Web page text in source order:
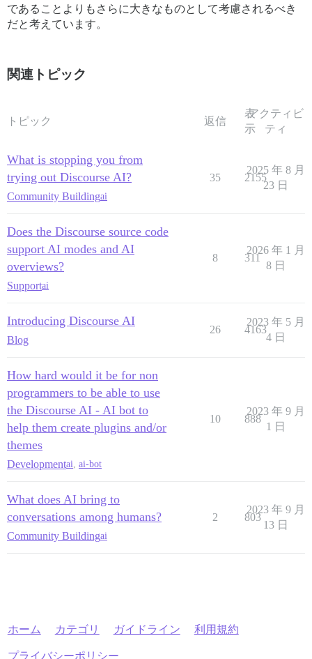
であることよりもさらに大きなものとして考慮されるべき
だと考えています。
関連トピック
トピック 返信
表
示
アクティビ
ティ
What is stopping you from
trying out Discourse AI?
Community Buildingai
35 2155
2025 年 8 月
23 日
Does the Discourse source code
support AI modes and AI
overviews?
Supportai
8 311
2026 年 1 月
8 日
Introducing Discourse AI
Blog
26 4163
2023 年 5 月
4 日
How hard would it be for non
programmers to be able to use
the Discourse AI - AI bot to
help them create plugins and/or
themes
Developmentai, ai-bot
10 888
2023 年 9 月
1 日
What does AI bring to
conversations among humans?
Community Buildingai
2 803
2023 年 9 月
13 日
ホーム カテゴリ ガイドライン 利用規約
プライバシーポリシー